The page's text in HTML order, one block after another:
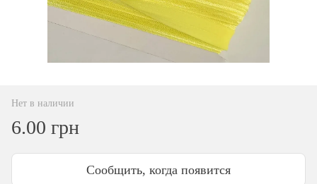
Нет в наличии
6.00 грн
Сообщить, когда появится